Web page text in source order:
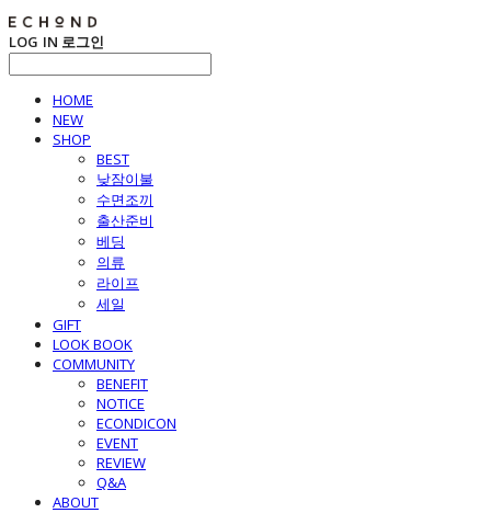
LOG IN 로그인
HOME
NEW
SHOP
BEST
낮잠이불
수면조끼
출산준비
베딩
의류
라이프
세일
GIFT
LOOK BOOK
COMMUNITY
BENEFIT
NOTICE
ECONDICON
EVENT
REVIEW
Q&A
ABOUT